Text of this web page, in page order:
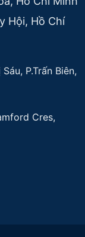
Hội, Hồ Chí
P.Trấn Biên,
Cres,